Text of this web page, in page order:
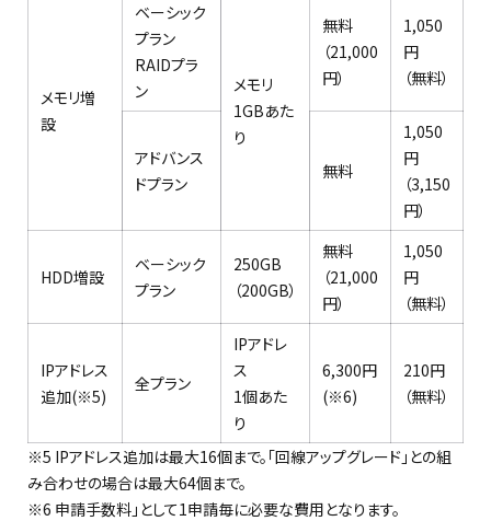
メモリ増
設
ベーシック
プラン
RAIDプラ
ン
メモリ
1GBあた
り
無料
（21,000
円）
1,050
円
（無料）
アドバンス
ドプラン
無料
1,050
円
（3,150
円）
HDD増設
ベーシック
プラン
250GB
（200GB）
無料
（21,000
円）
1,050
円
（無料）
IPアドレス
追加(※5)
全プラン
IPアドレ
ス
1個あた
り
6,300円
(※6)
210円
（無料）
※5 IPアドレス追加は最大16個まで。「回線アップグレード」との組
み合わせの場合は最大64個まで。
※6 申請手数料」として1申請毎に必要な費用となります。